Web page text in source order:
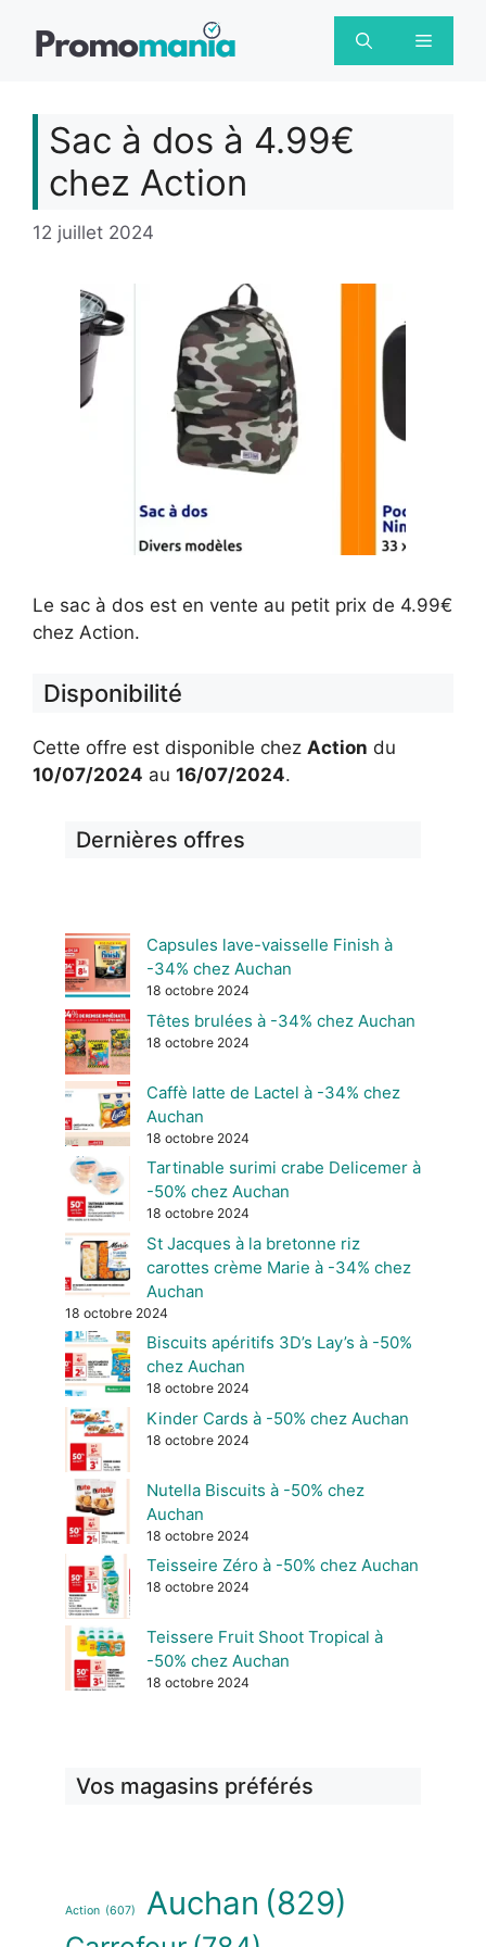
Menu
Sac à dos à 4.99€
chez Action
12 juillet 2024
Le sac à dos est en vente au petit prix de 4.99€
chez Action.
Disponibilité
Cette offre est disponible chez Action du
10/07/2024 au 16/07/2024.
Dernières offres
Capsules lave-vaisselle Finish à
-34% chez Auchan
18 octobre 2024
Têtes brulées à -34% chez Auchan
18 octobre 2024
Caffè latte de Lactel à -34% chez
Auchan
18 octobre 2024
Tartinable surimi crabe Delicemer à
-50% chez Auchan
18 octobre 2024
St Jacques à la bretonne riz
carottes crème Marie à -34% chez
Auchan
18 octobre 2024
Biscuits apéritifs 3D’s Lay’s à -50%
chez Auchan
18 octobre 2024
Kinder Cards à -50% chez Auchan
18 octobre 2024
Nutella Biscuits à -50% chez
Auchan
18 octobre 2024
Teisseire Zéro à -50% chez Auchan
18 octobre 2024
Teissere Fruit Shoot Tropical à
-50% chez Auchan
18 octobre 2024
Vos magasins préférés
Action (607) Auchan (829)